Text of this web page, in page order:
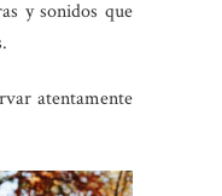
y sonidos que
atentamente